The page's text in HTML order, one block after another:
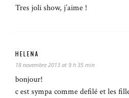
Tres joli show, j’aime !
HELENA
18 novembre 2013 at 9 h 35 min
bonjour!
c est sympa comme defilé et les